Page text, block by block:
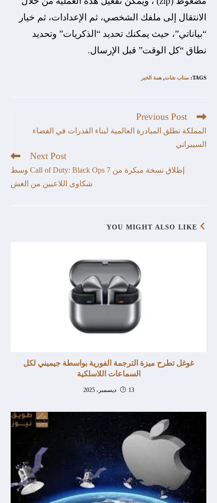
الانتقال إلى ملفك الشخصي، ثم الإعدادات، ثم خيار
“بياناتي”، حيث يمكنك تحديد “الذكريات” وتحديد
نطاق “كل الوقت” قبل الإرسال.
TAGS
:سناب شات, همة الخبر
Previous Post
المملكة تطلق المبادرة العالمية لبناء القدرات في الفضاء
السيبراني
Next Post
إطلاق نسخة مبكرة من Call of Duty: Black Ops 7 وسط
شكاوى اللاعبين من الغش
YOU MIGHT ALSO LIKE
غوغل تطرح ميزة الترجمة الفورية بواسطة جيميني لكل
السماعات اللاسلكية
13 ديسمبر، 2025